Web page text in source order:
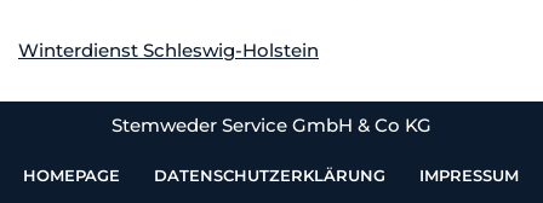
Winterdienst Schleswig-Holstein
Stemweder Service GmbH & Co KG
HOMEPAGE DATENSCHUTZERKLÄRUNG IMPRESSUM